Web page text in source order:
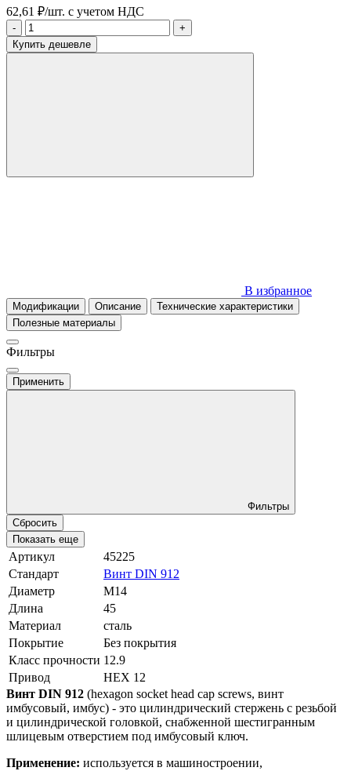
62,61 ₽/шт. с учетом НДС
-
+
Купить дешевле
В избранное
Модификации Описание
Технические характеристики
Полезные материалы
Фильтры
Применить
Фильтры
Сбросить
Показать еще
Артикул
45225
Стандарт
Винт DIN 912
Диаметр
М14
Длина
45
Материал
сталь
Покрытие
Без покрытия
Класс прочности 12.9
Привод
HEX 12
Винт DIN 912 (hexagon socket head cap screws, винт
имбусовый, имбус) - это цилиндрический стержень с резьбой
и цилиндрической головкой, снабженной шестигранным
шлицевым отверстием под имбусовый ключ.
Применение: используется в машиностроении,